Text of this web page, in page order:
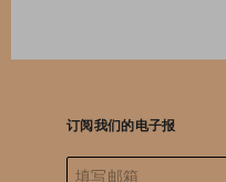
订阅我们的电子报